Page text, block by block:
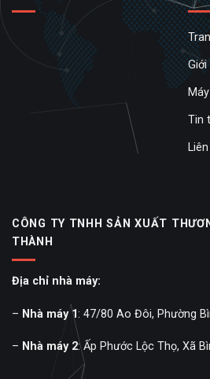
Giới
Tin
CÔNG TY TNHH SẢN XUẤT
THÀNH
Địa chỉ nhà máy:
– Nhà máy 1: 47/80 Ao Đôi, Phường
– Nhà máy 2: Ấp Phước Lộc Thọ, Xã